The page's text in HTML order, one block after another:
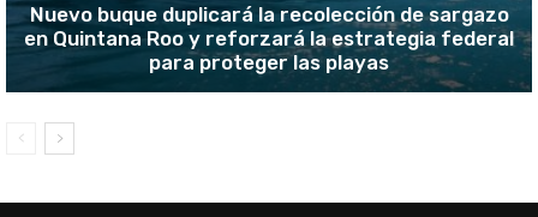
Nuevo buque duplicará la recolección de sargazo
en Quintana Roo y reforzará la estrategia federal
para proteger las playas